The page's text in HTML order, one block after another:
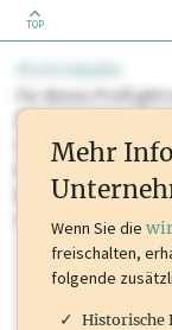
TOP
PLUS Inhalte
Für dieses Profil
Sie momentan nicht
oder loggen Sie sich
Marken, Patente,
mehr.
Mehr
Wenn Sie die
freischalten,
folgende
Historische